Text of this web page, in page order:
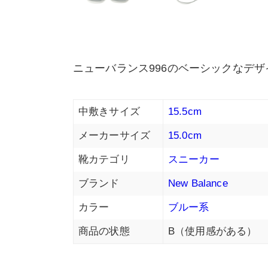
ニューバランス996のベーシックなデ
中敷きサイズ 15.5cm
メーカーサイズ 15.0cm
靴カテゴリ スニーカー
ブランド New Balance
カラー ブルー系
商品の状態 B（使用感がある）